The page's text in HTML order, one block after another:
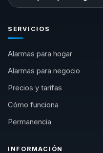
SERVICIOS
Alarmas para hogar
Alarmas para negocio
Precios y tarifas
Cómo funciona
Permanencia
INFORMACIÓN